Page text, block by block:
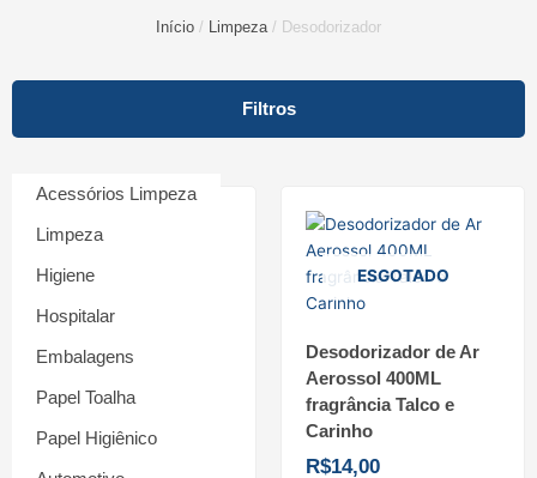
Início / Limpeza/ Desodorizador
Filtros
Acessórios Limpeza
Limpeza
Higiene
Hospitalar
Embalagens
Papel Toalha
Papel Higiênico
Desodorizador de Ar
fragrância Pétalas de
Rosas
ESGOTADO
Desodorizador de Ar
Aerossol 400ML
fragrância Talco e
Carinho
R$14,00